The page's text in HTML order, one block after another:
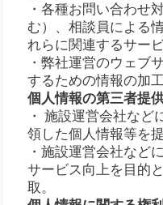
・各種お問い合わせ
む）、相談員による
れらに関連するサー
・弊社運営のウェブ
するための情報の加
個人情報の第三者提
・ 施設運営会社など
領した個人情報等を
・施設運営会社など
サービス向上を目的
取。